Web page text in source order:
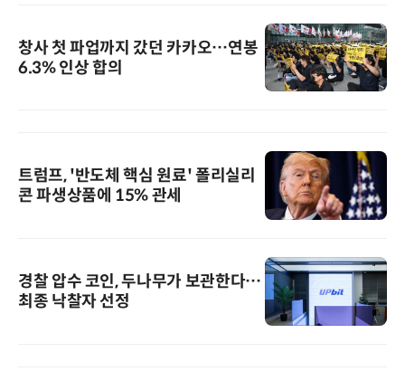
창사 첫 파업까지 갔던 카카오…연봉
6.3% 인상 합의
트럼프, '반도체 핵심 원료' 폴리실리
콘 파생상품에 15% 관세
경찰 압수 코인, 두나무가 보관한다…
최종 낙찰자 선정